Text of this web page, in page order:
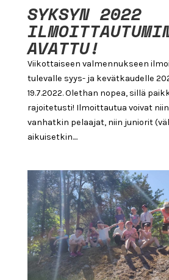
SYKSYN 2022
AVATTU!
Viikottaiseen valmennukseen
tulevalle syys- ja kevätkaudelle
19.7.2022. Olethan nopea, sillä
rajoitetusti! Ilmoittautua voivat
vanhatkin pelaajat, niin juniorit
aikuisetkin....